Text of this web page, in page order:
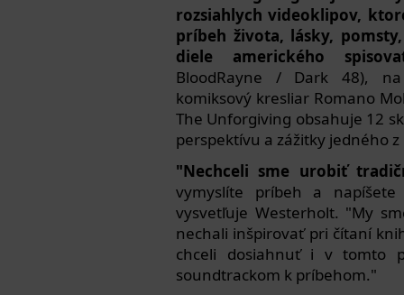
rozsiahlych videoklipov,
príbeh života, lásky,
diele amerického
BloodRayne / Dark 48),
komiksový kresliar Romano
The Unforgiving obsahuje 12
perspektívu a zážitky jedného
"Nechceli sme urobiť
vymyslíte príbeh a
vysvetľuje Westerholt. "My
nechali inšpirovať pri čítaní
chceli dosiahnuť i v tomto
soundtrackom k príbehom."